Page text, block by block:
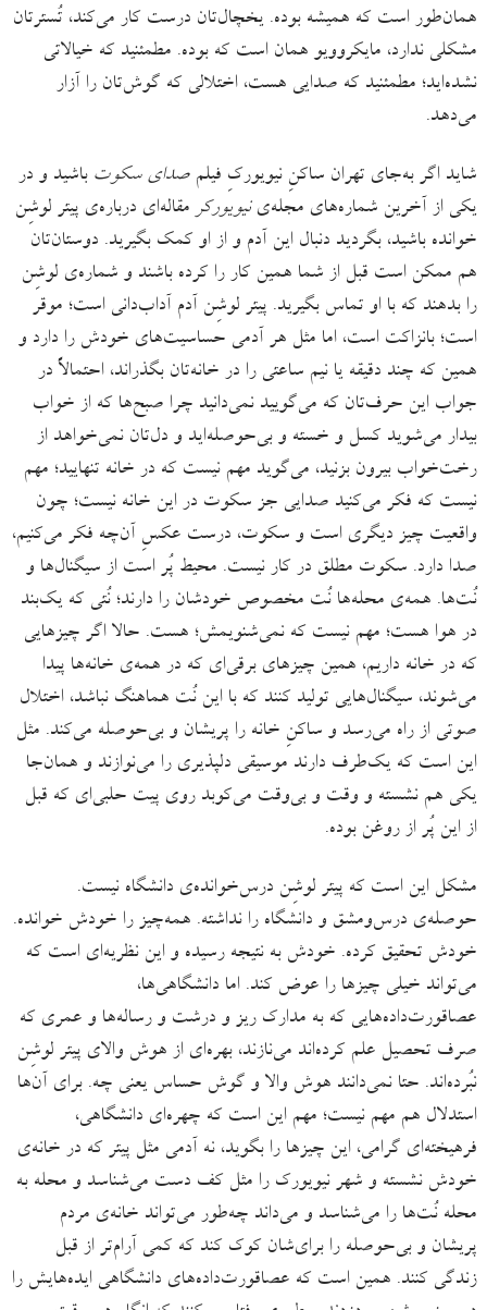
همان‌طور است که همیشه بوده. یخچال‌تان درست کار می‌کند، تُسترتان
مشکلی ندارد، مایکروویو همان است که بوده. مطمئنید که خیالاتی
نشده‌اید؛ مطمئنید که صدایی هست، اختلالی که گوش‌تان را آزار
می‌دهد.
شاید اگر به‌جای تهران ساکنِ نیویورکِ فیلمصدای سکوت باشید و در
یکی از آخرین شماره‌های مجله‌ینیویورکر مقاله‌ای درباره‌ی پیتر لوشِن
خوانده باشید، بگردید دنبال این آدم و از او کمک بگیرید. دوستان‌تان
هم ممکن است قبل از شما همین کار را کرده باشند و شماره‌ی لوشِن
را بدهند که با او تماس بگیرید. پیتر لوشِن آدم آداب‌دانی است؛ موقر
است؛ بانزاکت است، اما مثل هر آدمی حساسیت‌های خودش را دارد و
همین که چند دقیقه یا نیم ساعتی را در خانه‌تان بگذراند، احتمالاً در
جواب این حرف‌تان که می‌گویید نمی‌دانید چرا صبح‌ها که از خواب
بیدار می‌شوید کسل و خسته و بی‌حوصله‌اید و دل‌تان نمی‌خواهد از
رخت‌خواب بیرون بزنید، می‌گوید مهم نیست که در خانه تنهایید؛ مهم
نیست که فکر می‌کنید صدایی جز سکوت در این خانه نیست؛ چون
واقعیت چیز دیگری است و سکوت، درست عکسِ آن‌چه فکر می‌کنیم،
صدا دارد. سکوت مطلق در کار نیست. محیط پُر است از سیگنال‌ها و
نُت‌ها. همه‌ی محله‌ها نُت مخصوص خودشان را دارند؛ نُتی که یک‌بند
در هوا هست؛ مهم نیست که نمی‌شنویمش؛ هست. حالا اگر چیزهایی
که در خانه داریم، همین چیزهای برقی‌ای که در همه‌ی خانه‌ها پیدا
می‌شوند، سیگنال‌هایی تولید کنند که با این نُت هماهنگ نباشد، اختلال
صوتی از راه می‌رسد و ساکنِ خانه را پریشان و بی‌حوصله می‌کند. مثل
این است که یک‌طرف دارند موسیقی دلپذیری را می‌نوازند و همان‌جا
یکی هم نشسته و وقت و بی‌وقت می‌کوبد روی پیت حلبی‌ای که قبل
از این پُر از روغن بوده.
مشکل این است که پیتر لوشِن درس‌خوانده‌ی دانشگاه نیست.
حوصله‌ی درس‌ومشق و دانشگاه را نداشته. همه‌چیز را خودش خوانده.
خودش تحقیق کرده. خودش به نتیجه رسیده و این نظریه‌ای است که
می‌تواند خیلی چیزها را عوض کند. اما دانشگاهی‌ها،
عصاقورت‌داده‌هایی که به مدارک ریز و درشت و رساله‌ها و عمری که
صرف تحصیل علم کرده‌اند می‌نازند، بهره‌ای از هوش والای پیتر لوشِن
نبُرده‌اند. حتا نمی‌دانند هوش والا و گوش حساس یعنی چه. برای آن‌ها
استدلال هم مهم نیست؛ مهم این است که چهره‌ای دانشگاهی،
فرهیخته‌ای گرامی، این چیزها را بگوید، نه آدمی مثل پیتر که در خانه‌ی
خودش نشسته و شهر نیویورک را مثل کف دست می‌شناسد و محله به
محله نُت‌ها را می‌شناسد و می‌داند چه‌طور می‌تواند خانه‌ی مردم
پریشان و بی‌حوصله را برای‌شان کوک کند که کمی آرام‌تر از قبل
زندگی کنند. همین است که عصاقورت‌داده‌های دانشگاهی ایده‌هایش را